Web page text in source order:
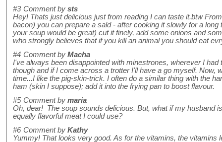
#3 Comment by sts
Hey! Thats just delicious just from reading I can taste it.btw
bacon) you can prepare a sald - after cooking it slowly for a
your soup would be great) cut it finely, add some onions and
who strongly believes that if you kill an animal you should eat
#4 Comment by Macha
I've always been disappointed with minestrones, wherever I had
though and if I come across a trotter I'll have a go myself. Now,
time...I like the pig-skin-trick. I often do a similar thing with the
ham (skin I suppose); add it into the frying pan to boost flavour.
#5 Comment by maria
Oh, dear! The soup sounds delicious. But, what if my husband
equally flavorful meat I could use?
#6 Comment by Kathy
Yummy! That looks very good. As for the vitamins, the vitamins